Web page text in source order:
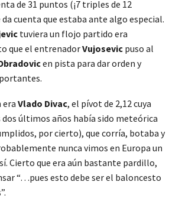
de 31 puntos (¡7 triples de 12
cuenta que estaba ante algo especial.
tuviera un flojo partido era
que el entrenadorVujosevic puso al
en pista para dar orden y
era Vlado Divac, el pívot de 2,12 cuya
últimos años había sido meteórica
por cierto), que corría, botaba y
nunca vimos en Europa un
Cierto que era aún bastante pardillo,
“…pues esto debe ser el baloncesto